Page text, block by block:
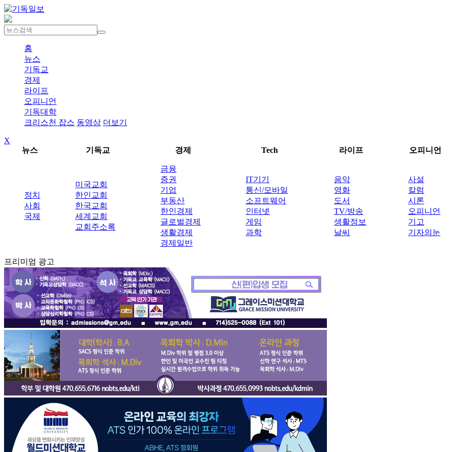
홈
뉴스
기독교
경제
라이프
오피니언
기독대학
크리스천 잡스 동영상 더보기
X
뉴스
기독교 경제 Tech 라이프 오피니언
정치
사회
국제
미국교회
한인교회
한국교회
세계교회
교회주소록
금융
증권
기업
부동산
한인경제
글로벌경제
생활경제
경제일반
IT기기
통신/모바일
소프트웨어
인터넷
게임
과학
음악
영화
도서
TV/방송
생활정보
날씨
사설
칼럼
시론
오피니언
기고
기자의눈
프리미엄 광고